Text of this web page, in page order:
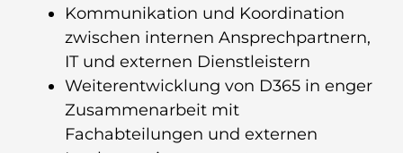
Kommunikation und Koordination
zwischen internen Ansprechpartnern,
IT und externen Dienstleistern
Weiterentwicklung von D365 in enger
Zusammenarbeit mit
Fachabteilungen und externen